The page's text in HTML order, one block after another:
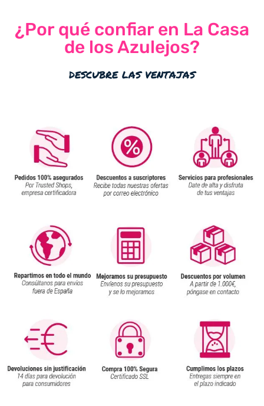
¿Por qué confiar en La Casa
de los Azulejos?
descubre las ventajas